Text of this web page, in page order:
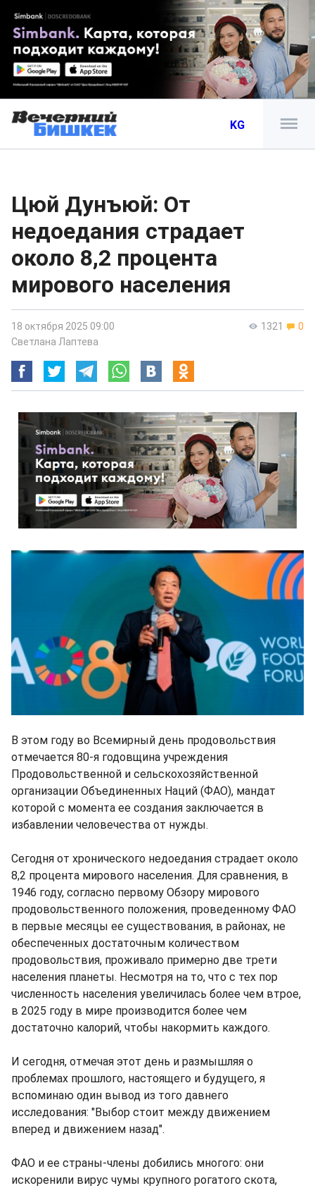
KG
Цюй Дунъюй: От
недоедания страдает
около 8,2 процента
мирового населения
1321 0
18 октября 2025 09:00
Светлана Лаптева
В этом году во Всемирный день продовольствия
отмечается 80-я годовщина учреждения
Продовольственной и сельскохозяйственной
организации Объединенных Наций (ФАО), мандат
которой с момента ее создания заключается в
избавлении человечества от нужды.
Сегодня от хронического недоедания страдает около
8,2 процента мирового населения. Для сравнения, в
1946 году, согласно первому Обзору мирового
продовольственного положения, проведенному ФАО
в первые месяцы ее существования, в районах, не
обеспеченных достаточным количеством
продовольствия, проживало примерно две трети
населения планеты. Несмотря на то, что с тех пор
численность населения увеличилась более чем втрое,
в 2025 году в мире производится более чем
достаточно калорий, чтобы накормить каждого.
И сегодня, отмечая этот день и размышляя о
проблемах прошлого, настоящего и будущего, я
вспоминаю один вывод из того давнего
исследования: "Выбор стоит между движением
вперед и движением назад".
ФАО и ее страны-члены добились многого: они
искоренили вирус чумы крупного рогатого скота,